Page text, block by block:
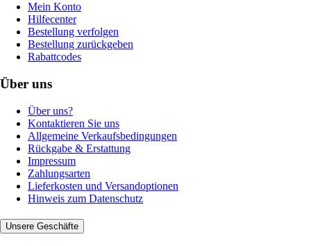
Mein Konto
Hilfecenter
Bestellung verfolgen
Bestellung zurückgeben
Rabattcodes
Über uns
Über uns?
Kontaktieren Sie uns
Allgemeine Verkaufsbedingungen
Rückgabe & Erstattung
Impressum
Zahlungsarten
Lieferkosten und Versandoptionen
Hinweis zum Datenschutz
Unsere Geschäfte